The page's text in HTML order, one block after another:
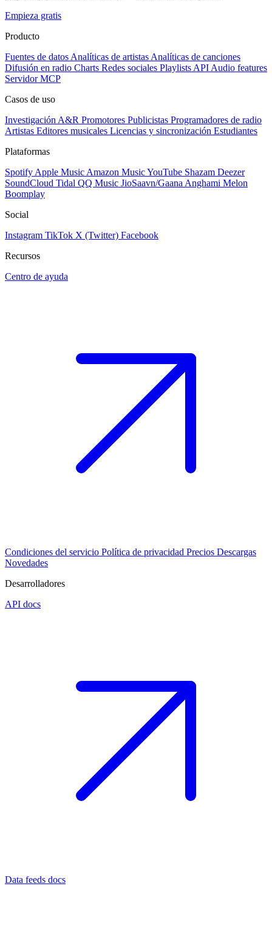
Empieza gratis
Producto
Fuentes de datos Analíticas de artistas Analíticas de canciones
Difusión en radio Charts Redes sociales Playlists API Audio features
Servidor MCP
Casos de uso
Investigación A&R Promotores Publicistas Programadores de radio
Artistas Editores musicales Licencias y sincronización Estudiantes
Plataformas
Spotify Apple Music Amazon MusicYouTube Shazam Deezer
SoundCloud Tidal QQ Music JioSaavn/Gaana Anghami Melon
Boomplay
Social
Instagram TikTok X (Twitter) Facebook
Recursos
Centro de ayuda
Condiciones del servicio Política de privacidad Precios Descargas
Novedades
Desarrolladores
API docs
Data feeds docs